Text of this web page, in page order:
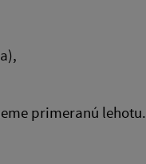
primeranú lehotu.